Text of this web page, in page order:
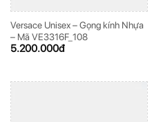
Versace Unisex – Gọng kính Nhựa
– Mã VE3316F_108
5.200.000đ